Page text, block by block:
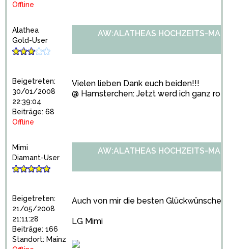
Offline
Alathea
Gold-User
Beigetreten:
30/01/2008
22:39:04
Beiträge: 68
Offline
AW:ALATHEAS HOCHZEITS-
Vielen lieben Dank euch beiden!!!
@ Hamsterchen: Jetzt werd ich ganz
Mimi
Diamant-User
Beigetreten:
21/05/2008
21:11:28
Beiträge: 166
Standort: Mainz
AW:ALATHEAS HOCHZEITS-
Auch von mir die besten Glückwünsche
LG Mimi